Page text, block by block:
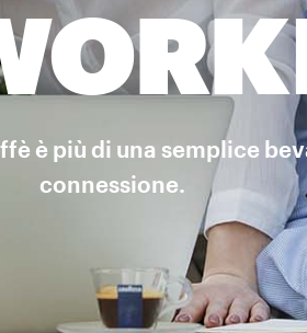
è più di una semplice
connessione.